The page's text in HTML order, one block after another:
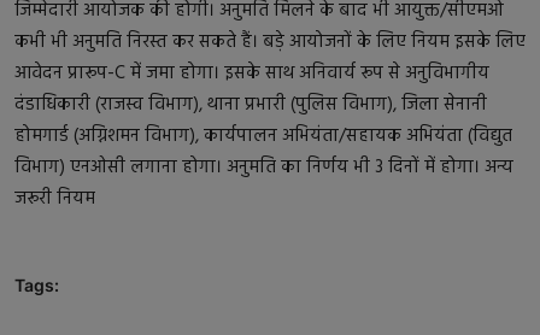
जिम्मेदारी आयोजक की होगी। अनुमति मिलने के बाद भी आयुक्त/सीएमओ
कभी भी अनुमति निरस्त कर सकते हैं। बड़े आयोजनों के लिए नियम इसके लिए
आवेदन प्रारूप-C में जमा होगा। इसके साथ अनिवार्य रूप से अनुविभागीय
दंडाधिकारी (राजस्व विभाग), थाना प्रभारी (पुलिस विभाग), जिला सेनानी
होमगार्ड (अग्निशमन विभाग), कार्यपालन अभियंता/सहायक अभियंता (विद्युत
विभाग) एनओसी लगाना होगा। अनुमति का निर्णय भी 3 दिनों में होगा। अन्य
जरूरी नियम
Tags: